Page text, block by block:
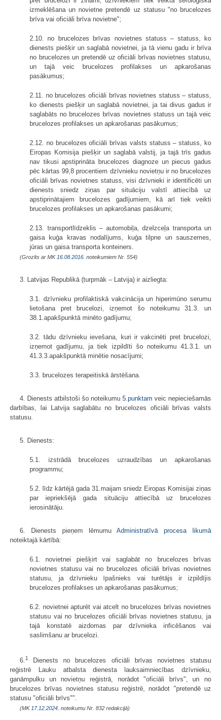
izmeklēšana un novietne pretendē uz statusu "no brucelozes
brīva vai oficiāli brīva novietne";
2.10. no brucelozes brīvas novietnes statuss – statuss, ko
dienests piešķir un saglabā novietnei, ja tā vienu gadu ir brīva
no brucelozes un pretendē uz oficiāli brīvas novietnes statusu,
un tajā veic brucelozes profilakses un apkarošanas
pasākumus;
2.11. no brucelozes oficiāli brīvas novietnes statuss – statuss,
ko dienests piešķir un saglabā novietnei, ja tai divus gadus ir
saglabāts no brucelozes brīvas novietnes statuss un tajā veic
brucelozes profilakses un apkarošanas pasākumus;
2.12. no brucelozes oficiāli brīvas valsts statuss – statuss, ko
Eiropas Komisija piešķir un saglabā valstij, ja tajā trīs gadus
nav tikusi apstiprināta brucelozes diagnoze un piecus gadus
pēc kārtas 99,8 procentiem dzīvnieku novietņu ir no brucelozes
oficiāli brīvas novietnes statuss, visi dzīvnieki ir identificēti un
dienests sniedz ziņas par situāciju valstī attiecībā uz
apstiprinātajiem brucelozes gadījumiem, kā arī tiek veikti
brucelozes profilakses un apkarošanas pasākumi;
2.13. transportlīdzeklis – automobiļa, dzelzceļa transporta un
gaisa kuģa kravas nodalījums, kuģa tilpne un sauszemes,
jūras un gaisa transporta konteiners.
(Grozīts ar MK 16.08.2016. noteikumiem Nr. 554)
3. Latvijas Republikā (turpmāk – Latvija) ir aizliegta:
3.1. dzīvnieku profilaktiskā vakcinācija un hiperimūno serumu
lietošana pret brucelozi, izņemot šo noteikumu 31.3. un
38.1.apakšpunktā minēto gadījumu;
3.2. tādu dzīvnieku ievešana, kuri ir vakcinēti pret brucelozi,
izņemot gadījumu, ja tiek izpildīti šo noteikumu 41.3.1. un
41.3.3.apakšpunktā minētie nosacījumi;
3.3. brucelozes terapeitiskā ārstēšana.
4. Dienests atbilstoši šo noteikumu 5.punktam veic nepieciešamās
darbības, lai Latvija saglabātu no brucelozes oficiāli brīvas valsts
statusu.
5. Dienests:
5.1. izstrādā brucelozes uzraudzības un apkarošanas
programmu;
5.2. līdz kārtējā gada 31.maijam sniedz Eiropas Komisijai ziņas
par iepriekšējā gada situāciju attiecībā uz brucelozes
ierosinātāju.
6. Dienests pieņem lēmumuAdministratīvā procesa likumā
noteiktajā kārtībā:
6.1. novietnei piešķirt vai saglabāt no brucelozes brīvas
novietnes statusu vai no brucelozes oficiāli brīvas novietnes
statusu, ja dzīvnieku īpašnieks vai turētājs ir izpildījis
brucelozes profilakses un apkarošanas pasākumus;
6.2. novietnei apturēt vai atcelt no brucelozes brīvas novietnes
statusu vai no brucelozes oficiāli brīvas novietnes statusu, ja
tajā konstatē aizdomas par dzīvnieka inficēšanos vai
saslimšanu ar brucelozi.
6. 1
Dienests no brucelozes oficiāli brīvas novietnes statusu
reģistrē Lauku atbalsta dienesta lauksaimniecības dzīvnieku,
ganāmpulku un novietņu reģistrā, norādot "oficiāli brīvs", un no
brucelozes brīvas novietnes statusu reģistrē, norādot "pretendē uz
statusu "oficiāli brīvs"".
(MK 17.12.2024. noteikumu Nr. 832 redakcijā)